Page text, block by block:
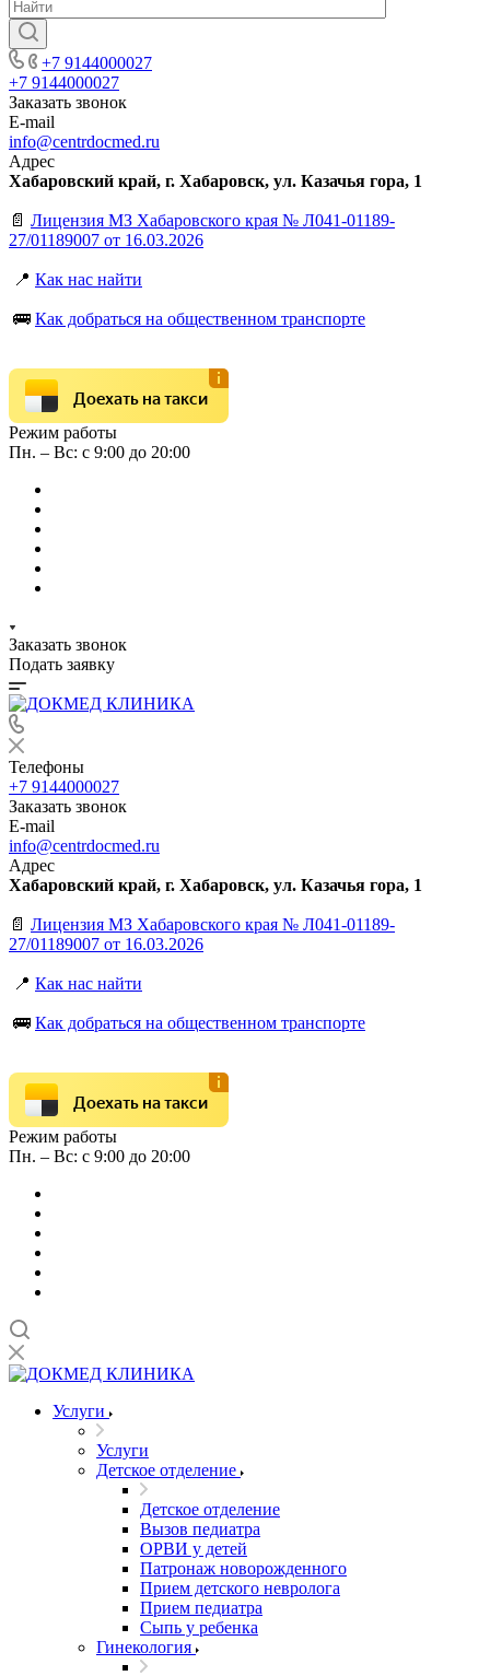
+7 9144000027
+7 9144000027
Заказать звонок
E-mail
info@centrdocmed.ru
Адрес
Хабаровский край, г. Хабаровск, ул. Казачья гора, 1
📄 Лицензия МЗ Хабаровского края № Л041-01189-
27/01189007 от 16.03.2026
📍 Как нас найти
🚌 Как добраться на общественном транспорте
Доехать на такси
Режим работы
Пн. – Вс: с 9:00 до 20:00
Заказать звонок
Подать заявку
Телефоны
+7 9144000027
Заказать звонок
E-mail
info@centrdocmed.ru
Адрес
Хабаровский край, г. Хабаровск, ул. Казачья гора, 1
📄 Лицензия МЗ Хабаровского края № Л041-01189-
27/01189007 от 16.03.2026
📍 Как нас найти
🚌 Как добраться на общественном транспорте
Доехать на такси
Режим работы
Пн. – Вс: с 9:00 до 20:00
Услуги
Услуги
Детское отделение
Детское отделение
Вызов педиатра
ОРВИ у детей
Патронаж новорожденного
Прием детского невролога
Прием педиатра
Сыпь у ребенка
Гинекология